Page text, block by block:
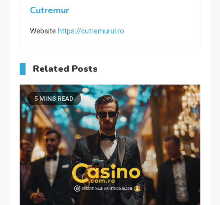
articole
Cutremur
Website https://cutremurul.ro
Related Posts
5 MINS READ